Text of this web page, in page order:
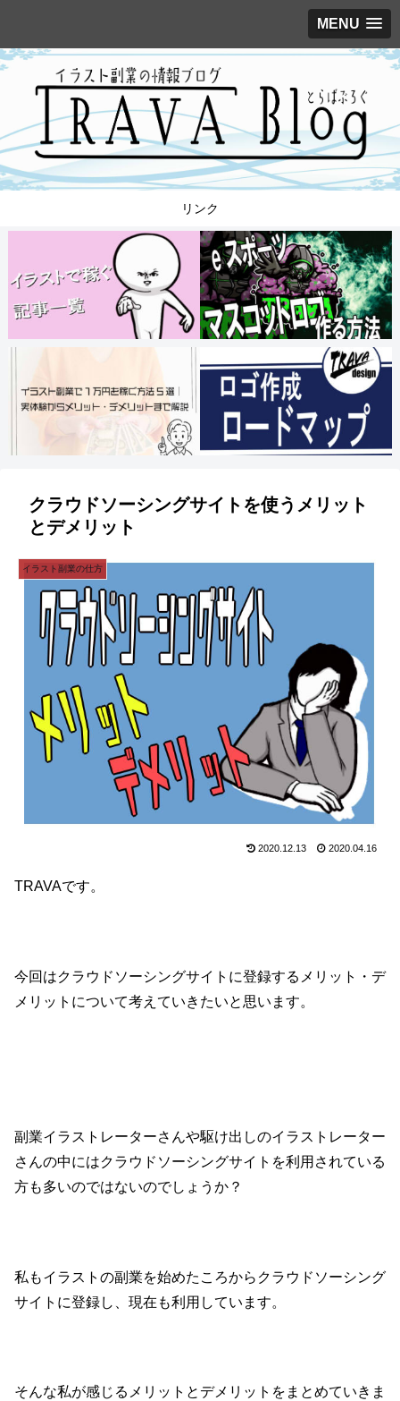
MENU
リンク
クラウドソーシングサイトを使うメリット
とデメリット
イラスト副業の仕方
2020.12.13 2020.04.16
TRAVAです。
今回はクラウドソーシングサイトに登録するメリット・デ
メリットについて考えていきたいと思います。
副業イラストレーターさんや駆け出しのイラストレーター
さんの中にはクラウドソーシングサイトを利用されている
方も多いのではないのでしょうか？
私もイラストの副業を始めたころからクラウドソーシング
サイトに登録し、現在も利用しています。
そんな私が感じるメリットとデメリットをまとめていきま